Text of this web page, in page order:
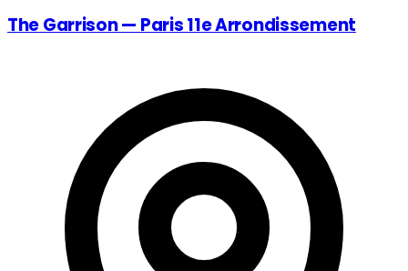
The Garrison — Paris 11e Arrondissement